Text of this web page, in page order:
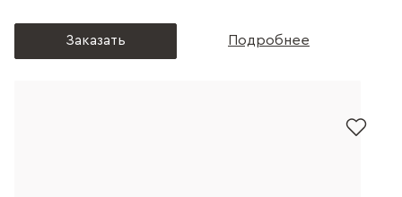
Заказать Подробнее